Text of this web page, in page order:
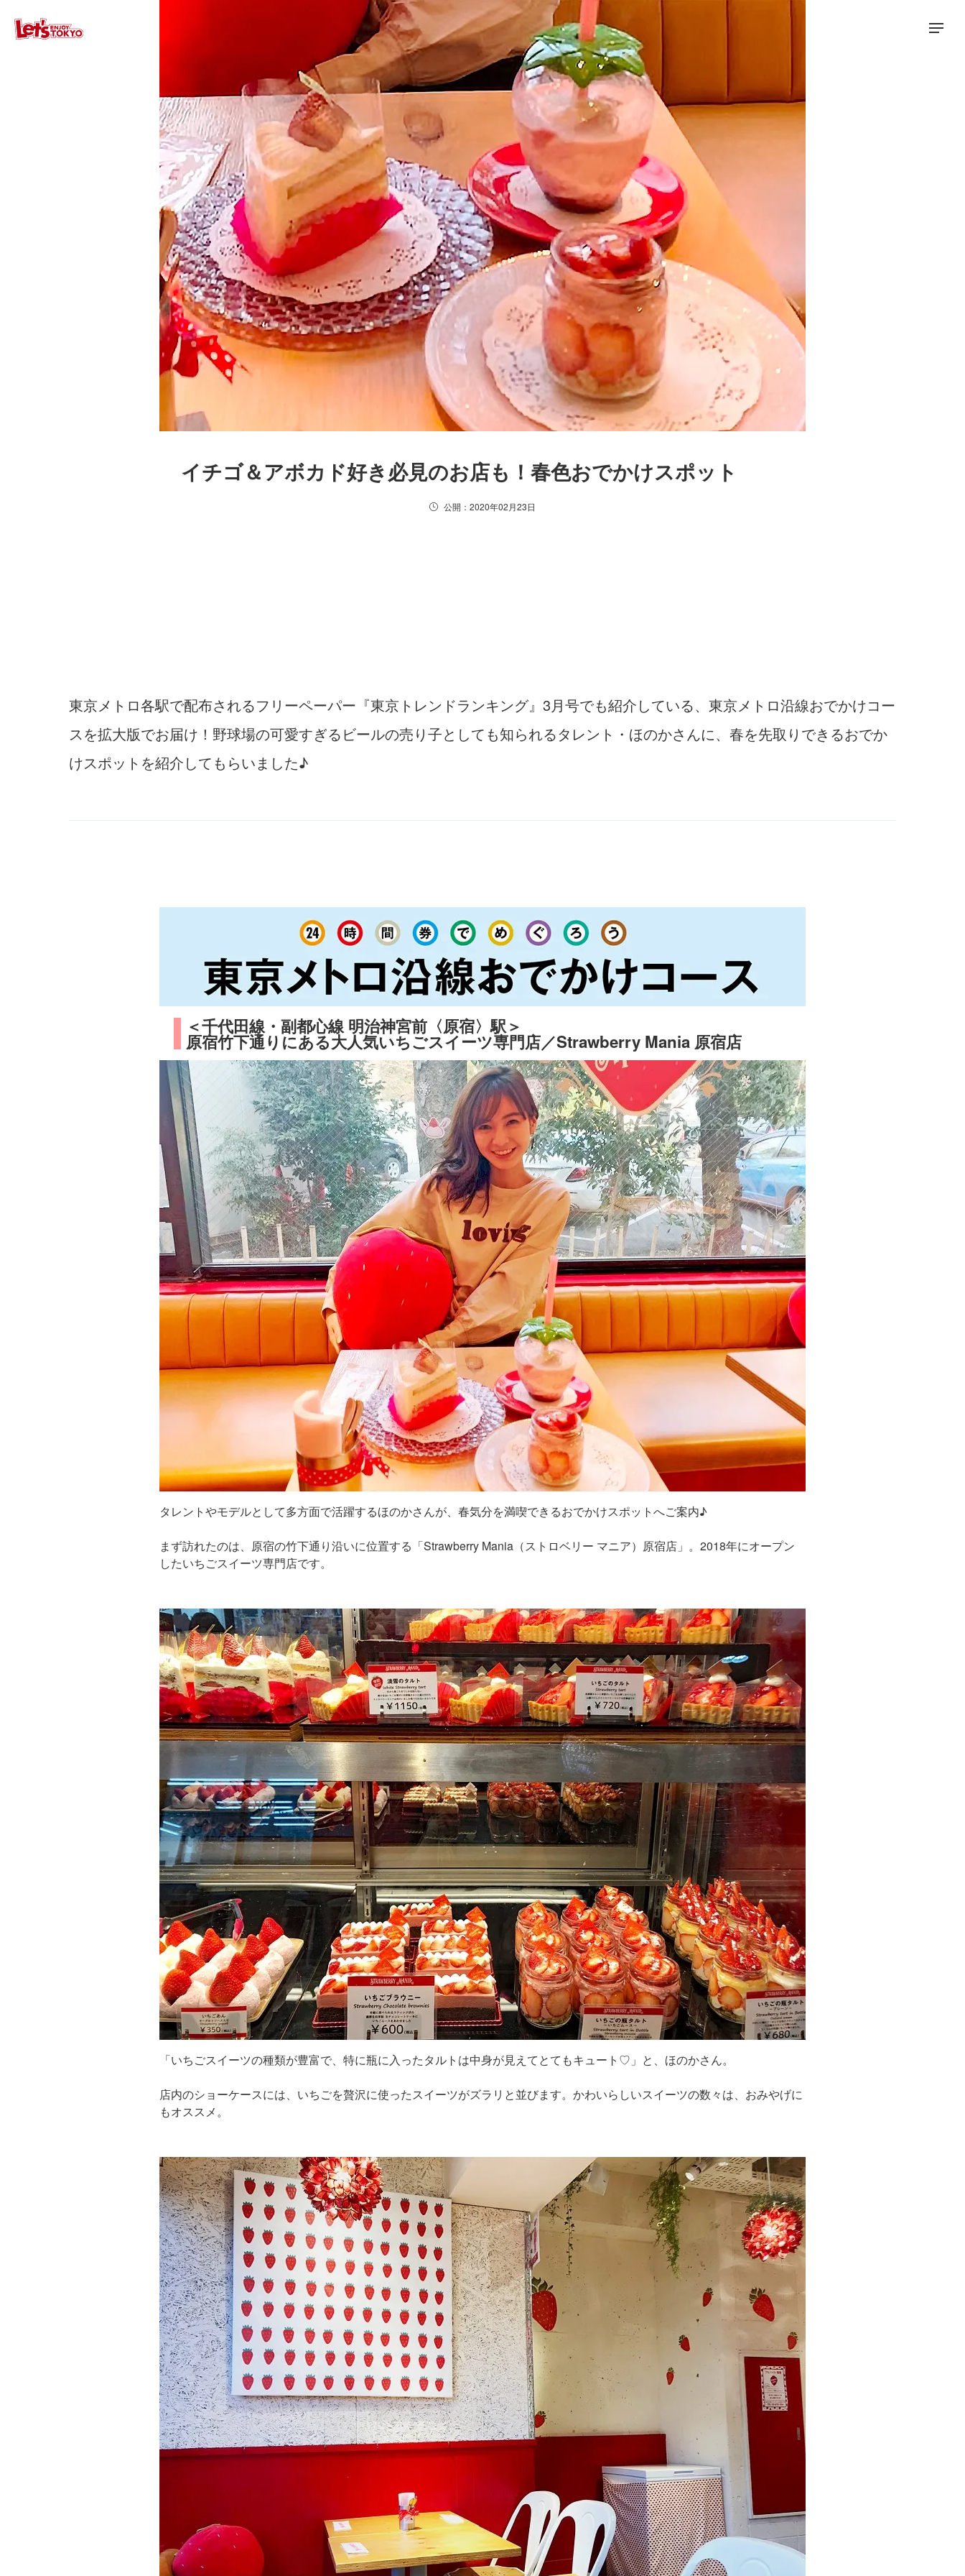
イチゴ＆アボカド好き必見のお店も！春色おでかけスポット
公開：2020年02月23日
東京メトロ各駅で配布されるフリーペーパー『東京トレンドランキング』3月号でも紹介している、東京メトロ沿線おでかけコー
スを拡大版でお届け！野球場の可愛すぎるビールの売り子としても知られるタレント・ほのかさんに、春を先取りできるおでか
けスポットを紹介してもらいました♪
＜千代田線・副都心線 明治神宮前〈原宿〉駅＞
原宿竹下通りにある大人気いちごスイーツ専門店／Strawberry Mania 原宿店
タレントやモデルとして多方面で活躍するほのかさんが、春気分を満喫できるおでかけスポットへご案内♪
まず訪れたのは、原宿の竹下通り沿いに位置する「Strawberry Mania（ストロベリー マニア）原宿店」。2018年にオープン
したいちごスイーツ専門店です。
「いちごスイーツの種類が豊富で、特に瓶に入ったタルトは中身が見えてとてもキュート♡」と、ほのかさん。
店内のショーケースには、いちごを贅沢に使ったスイーツがズラリと並びます。かわいらしいスイーツの数々は、おみやげに
もオススメ。